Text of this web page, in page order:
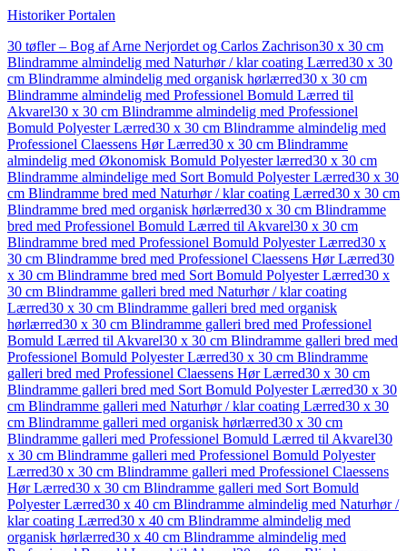
Historiker Portalen
30 tøfler – Bog af Arne Nerjordet og Carlos Zachrison30 x 30 cm
Blindramme almindelig med Naturhør / klar coating Lærred30 x 30
cm Blindramme almindelig med organisk hørlærred30 x 30 cm
Blindramme almindelig med Professionel Bomuld Lærred til
Akvarel30 x 30 cm Blindramme almindelig med Professionel
Bomuld Polyester Lærred30 x 30 cm Blindramme almindelig med
Professionel Claessens Hør Lærred30 x 30 cm Blindramme
almindelig med Økonomisk Bomuld Polyester lærred30 x 30 cm
Blindramme almindelige med Sort Bomuld Polyester Lærred30 x 30
cm Blindramme bred med Naturhør / klar coating Lærred30 x 30 cm
Blindramme bred med organisk hørlærred30 x 30 cm Blindramme
bred med Professionel Bomuld Lærred til Akvarel30 x 30 cm
Blindramme bred med Professionel Bomuld Polyester Lærred30 x
30 cm Blindramme bred med Professionel Claessens Hør Lærred30
x 30 cm Blindramme bred med Sort Bomuld Polyester Lærred30 x
30 cm Blindramme galleri bred med Naturhør / klar coating
Lærred30 x 30 cm Blindramme galleri bred med organisk
hørlærred30 x 30 cm Blindramme galleri bred med Professionel
Bomuld Lærred til Akvarel30 x 30 cm Blindramme galleri bred med
Professionel Bomuld Polyester Lærred30 x 30 cm Blindramme
galleri bred med Professionel Claessens Hør Lærred30 x 30 cm
Blindramme galleri bred med Sort Bomuld Polyester Lærred30 x 30
cm Blindramme galleri med Naturhør / klar coating Lærred30 x 30
cm Blindramme galleri med organisk hørlærred30 x 30 cm
Blindramme galleri med Professionel Bomuld Lærred til Akvarel30
x 30 cm Blindramme galleri med Professionel Bomuld Polyester
Lærred30 x 30 cm Blindramme galleri med Professionel Claessens
Hør Lærred30 x 30 cm Blindramme galleri med Sort Bomuld
Polyester Lærred30 x 40 cm Blindramme almindelig med Naturhør /
klar coating Lærred30 x 40 cm Blindramme almindelig med
organisk hørlærred30 x 40 cm Blindramme almindelig med